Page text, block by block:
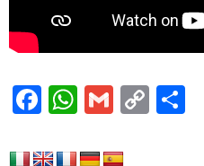
Facebook
WhatsApp
Gmail
Copy